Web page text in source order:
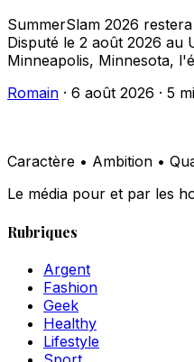
SummerSlam 2026
Disputé le 2 août 2026 au
Minneapolis, Minnesota,
Romain · 6 août 2026 · 5
Caractère • Ambition •
Le média pour et par les
Rubriques
Argent
Fashion
Geek
Healthy
Lifestyle